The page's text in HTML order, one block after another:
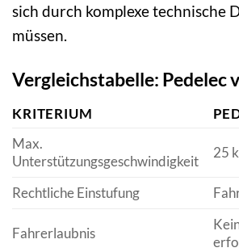
sich durch komplexe technische
müssen.
Vergleichstabelle: Pedelec
KRITERIUM
Max.
Unterstützungsgeschwindigkeit
25
Rechtliche Einstufung
Fahrerlaubnis